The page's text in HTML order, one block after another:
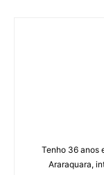
Tenho 36 anos
Araraquara,